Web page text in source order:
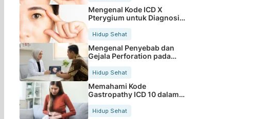
Mengenal Kode ICD X
Pterygium untuk Diagnosis
Hidup Sehat
Mengenal Penyebab dan
Gejala Perforation pada
Tubuh
Hidup Sehat
Memahami Kode
Gastropathy ICD 10 dalam
Rekam Medis Pasien
Hidup Sehat